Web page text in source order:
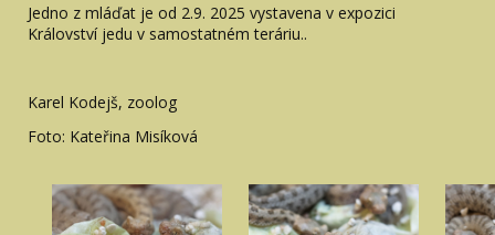
Jedno z mláďat je od 2.9. 2025 vystavena v expozici
Království jedu v samostatném teráriu..
Karel Kodejš, zoolog
Foto: Kateřina Misíková